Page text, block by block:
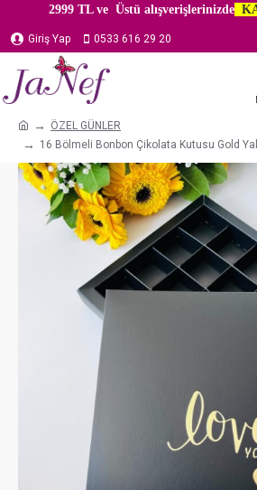
2999 TL ve Üstü alışverişlerinizde
Giriş Yap 0533 616 29 20
ÖZEL GÜNLER
16 Bölmeli Bonbon Çikolata Kutusu Gold